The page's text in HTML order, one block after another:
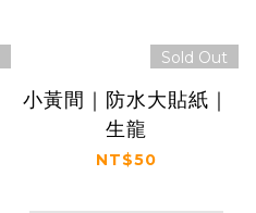
Sold Out
小黃間｜防水大貼紙｜
生龍
NT$50